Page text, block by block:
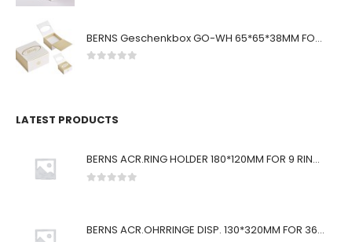
BERNS Geschenkbox GO-WH 65*65*38MM FOR SMALL SETS
LATEST PRODUCTS
BERNS ACR.RING HOLDER 180*120MM FOR 9 RINGS
BERNS ACR.OHRRINGE DISP. 130*320MM FOR 36 PAIRS